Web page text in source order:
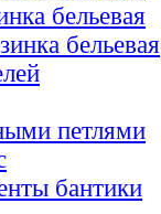
бельевая
бельевая
петлями
бантики